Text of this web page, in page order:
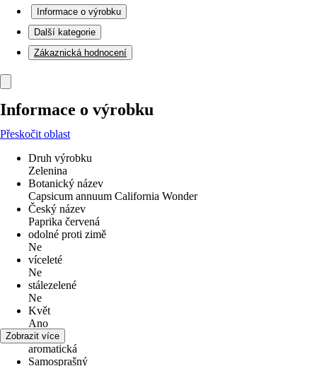
Informace o výrobku
Další kategorie
Zákaznická hodnocení
Informace o výrobku
Přeskočit oblast
Druh výrobku
Zelenina
Botanický název
Capsicum annuum California Wonder
Český název
Paprika červená
odolné proti zimě
Ne
víceleté
Ne
stálezelené
Ne
Květ
Ano
Vůně
aromatická
Samosprašný
Zobrazit více